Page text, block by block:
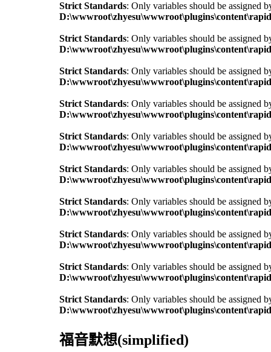
Strict Standards: Only variables should be assigned
Strict Standards: Only variables should be assigned
Strict Standards: Only variables should be assigned
Strict Standards: Only variables should be assigned
Strict Standards: Only variables should be assigned
Strict Standards: Only variables should be assigned
Strict Standards: Only variables should be assigned
Strict Standards: Only variables should be assigned
Strict Standards: Only variables should be assigned
Strict Standards: Only variables should be assigned
福音默想(simplified)